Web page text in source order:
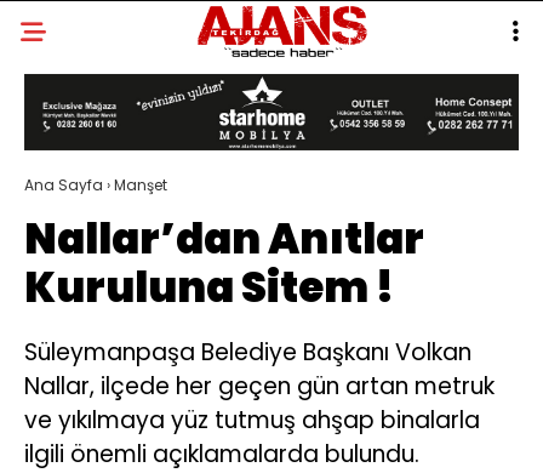
Ana Sayfa ›Manşet
Nallar’dan Anıtlar
Kuruluna Sitem !
Süleymanpaşa Belediye Başkanı Volkan
Nallar, ilçede her geçen gün artan metruk
ve yıkılmaya yüz tutmuş ahşap binalarla
ilgili önemli açıklamalarda bulundu.